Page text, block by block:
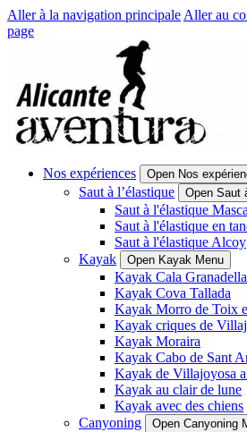
Aller à la navigation principale Aller au
page
Nos expériences Open Nos
Saut à l’élastique Open Saut
Saut à l'élastique
Saut à l'élastique en
Saut à l'élastique Alcoy
Kayak
Open Kayak Menu
Kayak Cala Granadella
Kayak Cova Tallada
Kayak Morro de Toix
Kayak criques de
Kayak Moraira
Kayak Cabo de Sant
Kayak de Villajoyosa
Kayak au clair de lune
Kayak avec des chiens
Canyoning
Open Canyoning